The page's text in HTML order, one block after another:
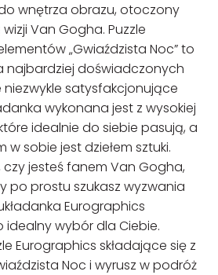
wnętrza obrazu, otoczony
Van Gogha. Puzzle
„Gwiaździsta Noc” to
najbardziej doświadczonych
niezwykle satysfakcjonujące
wykonana jest z wysokiej
idealnie do siebie pasują, a
sobie jest dziełem sztuki.
jesteś fanem Van Gogha,
po prostu szukasz wyzwania
Eurographics
idealny wybór dla Ciebie.
Eurographics składające się z
Noc i wyrusz w podróż